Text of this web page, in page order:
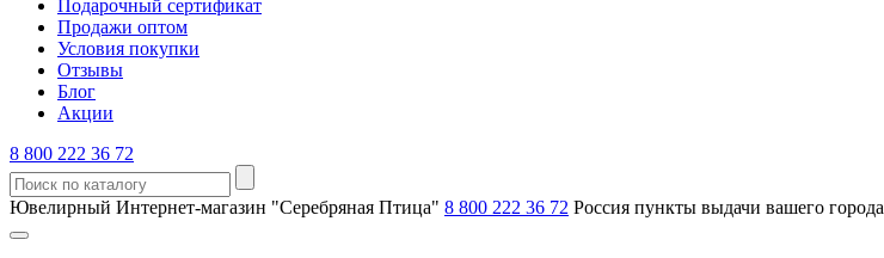
Подарочный сертификат
Продажи оптом
Условия покупки
Отзывы
Блог
Акции
8 800 222 36 72
Ювелирный Интернет-магазин "Серебряная Птица" 8 800 222 36 72 Россия пункты выдачи вашего города